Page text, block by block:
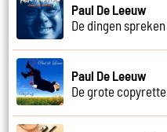
Paul De Leeuw
De dingen spreken
Paul De Leeuw
De grote copyrette